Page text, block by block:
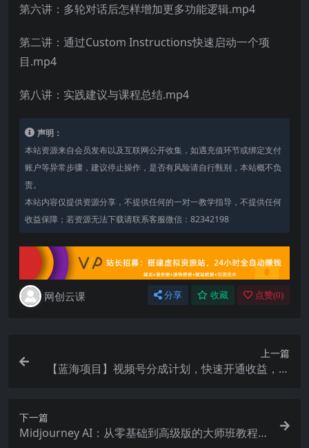
第六讲：多轮对话后怎样增加更多功能逻辑.mp4
第二讲：通过Custom Instructions快速启动一个项
目.mp4
第八讲：实践建议与课程总结.mp4
声明：
本站资源来自会员发布以及互联网公开收集，如遇充值环节或绑定支付
账户等异常步骤，建议停止操作，是否有风险请自行甄别，本站概不负
责。
本站内容仅提供资源分享，不提供任何的一对一教学指导，不提供任何
收益保障；若资源无法下载请联系客服微信：82342198
网创云课 分享 收藏 点赞(0)
上一篇
【蓝海项目】视频号分成计划，快速开通收益，单
下一篇
Midjourney AI：从零基础到高级版的大师班教程-3